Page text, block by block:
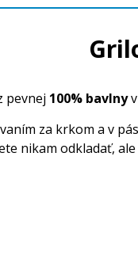
pevnej 100% bavlny
za krkom a v
nikam odkladať,